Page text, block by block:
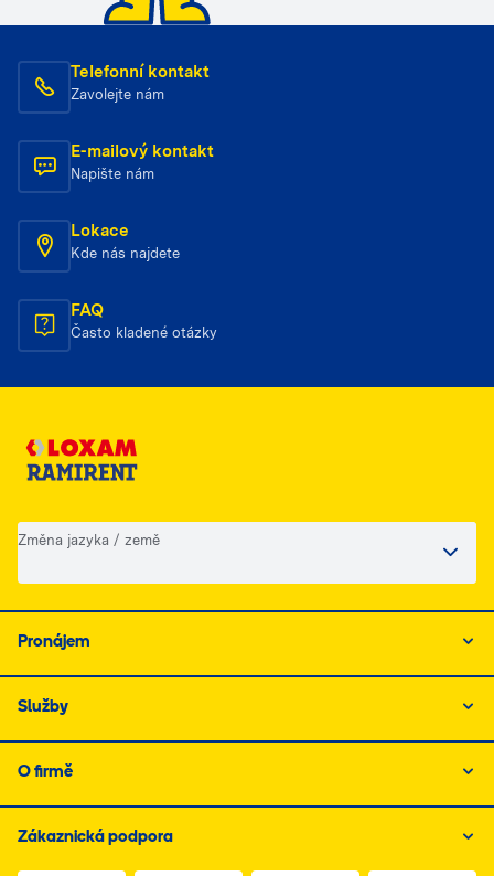
Telefonní kontakt
Zavolejte nám
E-mailový kontakt
Napište nám
Lokace
Kde nás najdete
FAQ
Často kladené otázky
Změna jazyka / země
Pronájem
Služby
O firmě
Zákaznická podpora